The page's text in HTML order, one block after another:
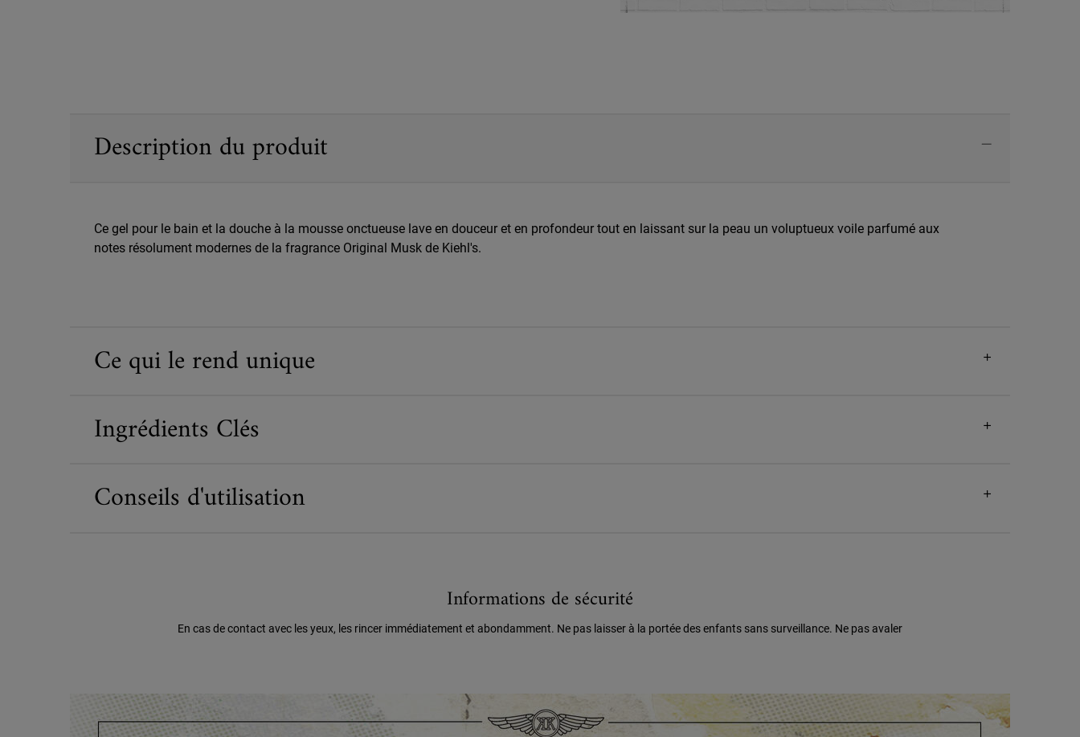
Description du produit
Ce gel pour le bain et la douche à la mousse onctueuse lave en douceur et en profondeur tout en laissant sur la peau un voluptueux voile parfumé aux
notes résolument modernes de la fragrance Original Musk de Kiehl's.
Ce qui le rend unique
Ingrédients Clés
Conseils d'utilisation
Informations de sécurité
En cas de contact avec les yeux, les rincer immédiatement et abondamment. Ne pas laisser à la portée des enfants sans surveillance. Ne pas avaler